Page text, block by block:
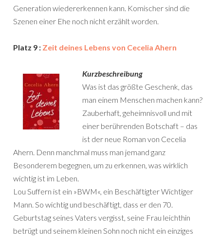
Generation wiedererkennen kann. Komischer sind die
Szenen einer Ehe noch nicht erzählt worden.
Platz 9 : Zeit deines Lebens von Cecelia Ahern
Kurzbeschreibung
Was ist das größte Geschenk, das
man einem Menschen machen kann?
Zauberhaft, geheimnisvoll und mit
einer berührenden Botschaft – das
ist der neue Roman von Cecelia
Ahern. Denn manchmal muss man jemand ganz
Besonderem begegnen, um zu erkennen, was wirklich
wichtig ist im Leben.
Lou Suffern ist ein »BWM«, ein Beschäftigter Wichtiger
Mann. So wichtig und beschäftigt, dass er den 70.
Geburtstag seines Vaters vergisst, seine Frau leichthin
betrügt und seinem kleinen Sohn noch nicht ein einziges